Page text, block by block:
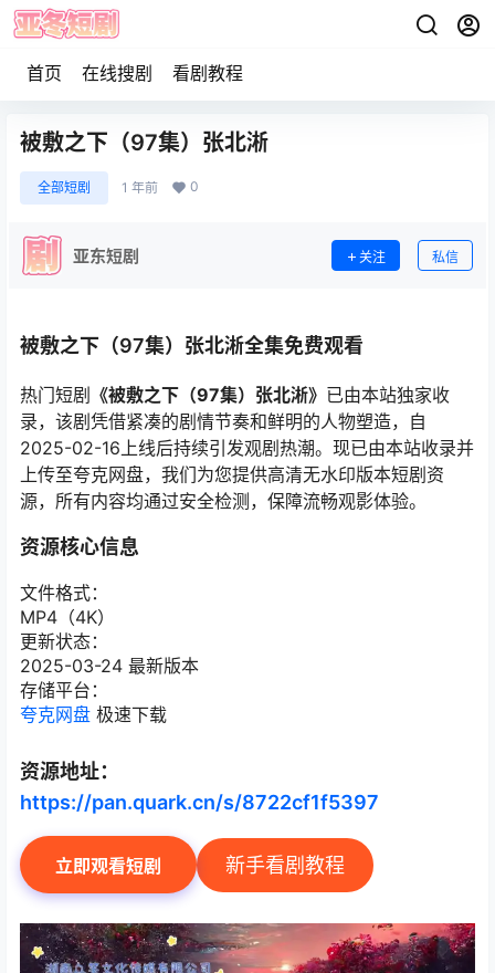
首页 在线搜剧 看剧教程
被敷之下（97集）张北淅
全部短剧 1 年前 0
亚东短剧 关注 私信
被敷之下（97集）张北淅全集免费观看
热门短剧 《被敷之下（97集）张北淅》 已由本站独家收
录，该剧凭借紧凑的剧情节奏和鲜明的人物塑造，自
2025-02-16上线后持续引发观剧热潮。现已由本站收录并
上传至夸克网盘，我们为您提供高清无水印版本短剧资
源，所有内容均通过安全检测，保障流畅观影体验。
资源核心信息
文件格式：
MP4（4K）
更新状态：
2025-03-24 最新版本
存储平台：
夸克网盘 极速下载
资源地址：
https://pan.quark.cn/s/8722cf1f5397
立即观看短剧 新手看剧教程